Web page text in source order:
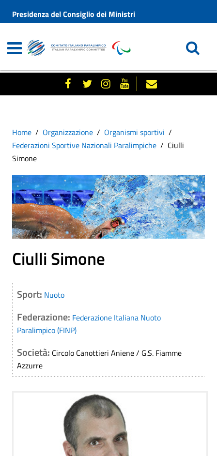
Presidenza del Consiglio dei Ministri
Home Organizzazione
Organismi sportivi
Federazioni Sportive Nazionali Paralimpiche
Ciulli
Simone
Ciulli Simone
Sport: Nuoto
Federazione: Federazione Italiana Nuoto
Paralimpico (FINP)
Società: Circolo Canottieri Aniene / G.S. Fiamme
Azzurre